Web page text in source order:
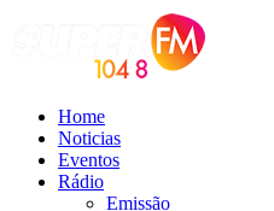
Home
Noticias
Eventos
Rádio
Emissão